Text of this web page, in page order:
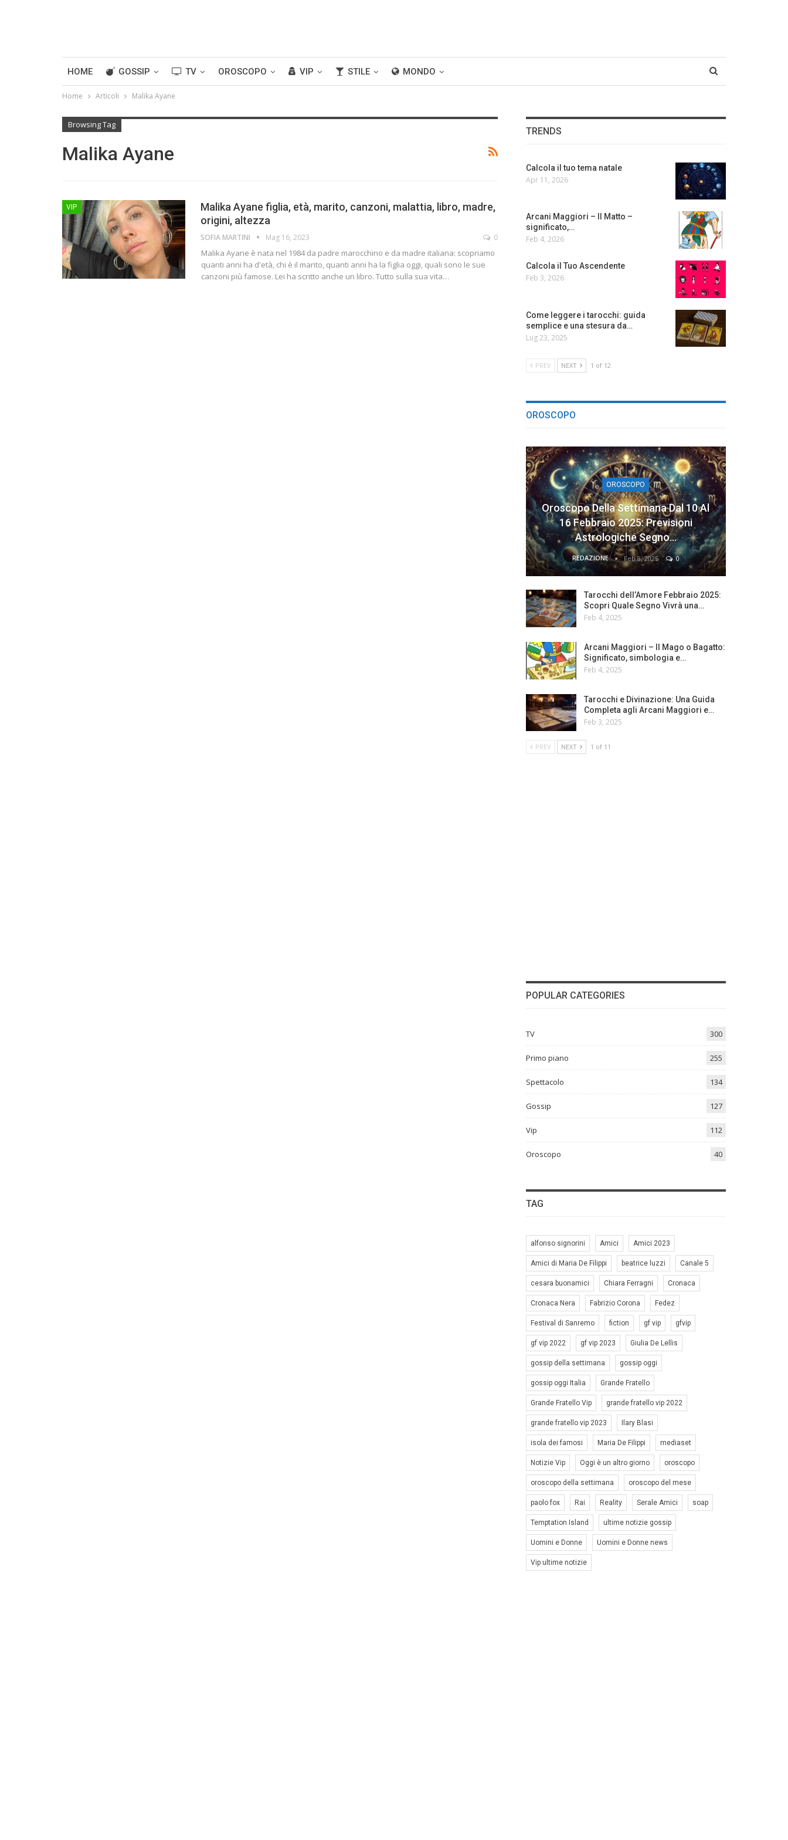
HOME GOSSIP TV OROSCOPO VIP STILE MONDO
Home Articoli Malika Ayane
Browsing Tag
Malika Ayane
VIP
Malika Ayane figlia, età, marito, canzoni, malattia, libro, madre,
origini, altezza
SOFIA MARTINI Mag 16, 2023 0
Malika Ayane è nata nel 1984 da padre marocchino e da madre italiana: scopriamo
quanti anni ha d'età, chi è il marito, quanti anni ha la figlia oggi, quali sono le sue
canzoni più famose. Lei ha scritto anche un libro. Tutto sulla sua vita…
TRENDS
Calcola il tuo tema natale
Apr 11, 2026
Arcani Maggiori – Il Matto –
significato,…
Feb 4, 2026
Calcola il Tuo Ascendente
Feb 3, 2026
Come leggere i tarocchi: guida
semplice e una stesura da…
Lug 23, 2025
PREV NEXT 1 of 12
OROSCOPO
OROSCOPO
Oroscopo Della Settimana Dal 10 Al
16 Febbraio 2025: Previsioni
Astrologiche Segno…
REDAZIONE Feb 8, 2025 0
Tarocchi dell’Amore Febbraio 2025:
Scopri Quale Segno Vivrà una…
Feb 4, 2025
Arcani Maggiori – Il Mago o Bagatto:
Significato, simbologia e…
Feb 4, 2025
Tarocchi e Divinazione: Una Guida
Completa agli Arcani Maggiori e…
Feb 3, 2025
PREV NEXT 1 of 11
POPULAR CATEGORIES
TV 300
Primo piano 255
Spettacolo 134
Gossip 127
Vip 112
Oroscopo 40
TAG
alfonso signorini Amici Amici 2023
Amici di Maria De Filippi beatrice luzzi Canale 5
cesara buonamici Chiara Ferragni Cronaca
Cronaca Nera Fabrizio Corona Fedez
Festival di Sanremo fiction gf vip gfvip
gf vip 2022 gf vip 2023 Giulia De Lellis
gossip della settimana gossip oggi
gossip oggi Italia Grande Fratello
Grande Fratello Vip grande fratello vip 2022
grande fratello vip 2023 Ilary Blasi
isola dei famosi Maria De Filippi mediaset
Notizie Vip Oggi è un altro giorno oroscopo
oroscopo della settimana oroscopo del mese
paolo fox Rai Reality Serale Amici soap
Temptation Island ultime notizie gossip
Uomini e Donne Uomini e Donne news
Vip ultime notizie